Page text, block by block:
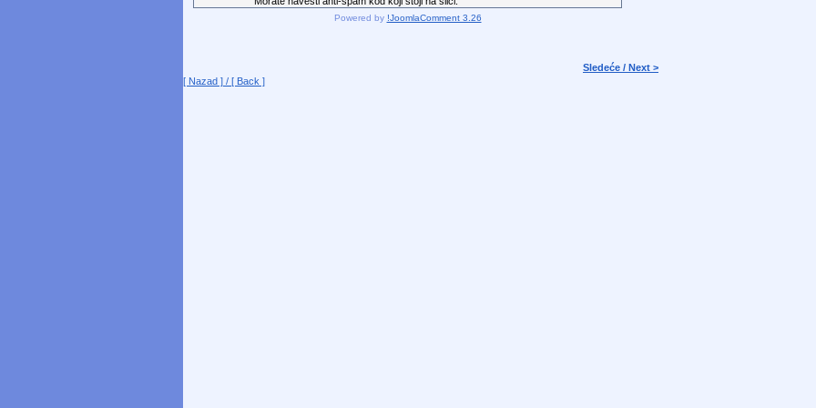
Powered by !JoomlaComment 3.26
Sledeće / Next >
[ Nazad ] / [ Back ]